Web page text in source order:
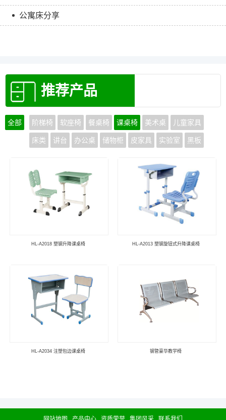
公寓床分享
推荐产品
全部 阶梯椅 软座椅 餐桌椅 课桌椅 美术桌 儿童家具
床类 讲台 办公桌 储物柜 皮家具 实验室 黑板
HL-A2018 塑钢升降课桌椅 HL-A2013 塑钢旋钮式升降课桌椅
HL-A2034 注塑包边课桌椅 钢管豪华教学椅